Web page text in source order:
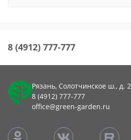
8 (4912) 777-777
Рязань, Солотчинское ш., д. 2
8 (4912) 777-777
office@green-garden.ru